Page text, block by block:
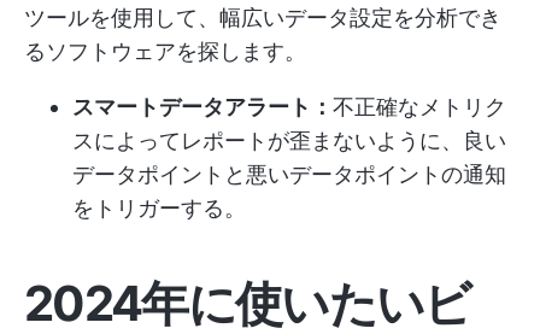
ツールを使用して、幅広いデータ設定を分析でき
るソフトウェアを探します。
スマートデータアラート： 不正確なメトリク
スによってレポートが歪まないように、良い
データポイントと悪いデータポイントの通知
をトリガーする。
2024年に使いたいビ